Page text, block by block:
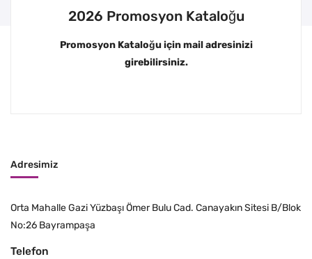
2026 Promosyon Kataloğu
Promosyon Kataloğu için mail adresinizi
girebilirsiniz.
Adresimiz
Orta Mahalle Gazi Yüzbaşı Ömer Bulu Cad. Canayakın Sitesi B/Blok
No:26 Bayrampaşa
Telefon